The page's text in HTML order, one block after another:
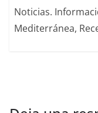
Noticias.
Mediterránea,